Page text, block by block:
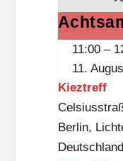
i
t
k
n
a
p
p
11:00 –
11.
Kieztreff
Berlin,
Deutschland